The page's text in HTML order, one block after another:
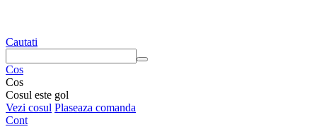
Cautati
Cos
Cos
Cosul este gol
Vezi cosul Plaseaza comanda
Cont